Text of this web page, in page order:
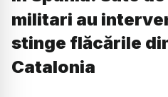
militari au
stinge flăcările
Catalonia